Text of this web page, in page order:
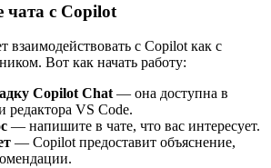
чата с Copilot
взаимодействовать с Copilot как с
Вот как начать работу:
Copilot Chat — она доступна в
редактора VS Code.
— напишите в чате, что вас интересует.
— Copilot предоставит объяснение,